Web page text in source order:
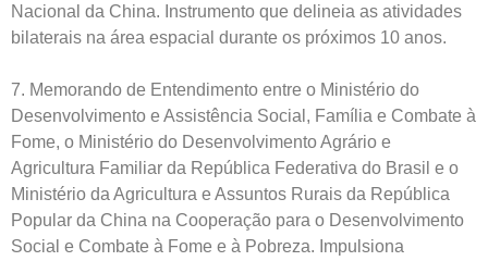
Nacional da China. Instrumento que delineia as atividades
bilaterais na área espacial durante os próximos 10 anos.
7. Memorando de Entendimento entre o Ministério do
Desenvolvimento e Assistência Social, Família e Combate à
Fome, o Ministério do Desenvolvimento Agrário e
Agricultura Familiar da República Federativa do Brasil e o
Ministério da Agricultura e Assuntos Rurais da República
Popular da China na Cooperação para o Desenvolvimento
Social e Combate à Fome e à Pobreza. Impulsiona